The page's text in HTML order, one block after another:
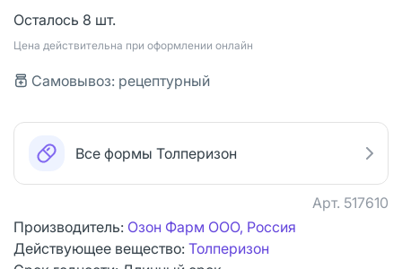
Осталось 8 шт.
Цена действительна при оформлении онлайн
Самовывоз: рецептурный
Все формы Толперизон
Арт. 517610
Производитель: Озон Фарм ООО, Россия
Действующее вещество: Толперизон